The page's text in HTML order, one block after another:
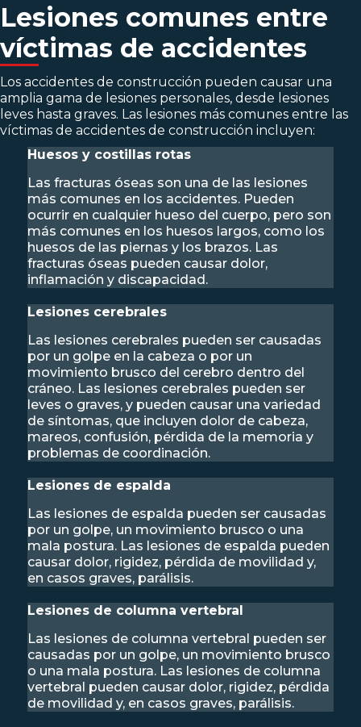
Lesiones comunes entre
víctimas de accidentes
Los accidentes de construcción pueden causar una
amplia gama de lesiones personales, desde lesiones
leves hasta graves. Las lesiones más comunes entre las
víctimas de accidentes de construcción incluyen:
Huesos y costillas rotas
Las fracturas óseas son una de las lesiones
más comunes en los accidentes. Pueden
ocurrir en cualquier hueso del cuerpo, pero son
más comunes en los huesos largos, como los
huesos de las piernas y los brazos. Las
fracturas óseas pueden causar dolor,
inflamación y discapacidad.
Lesiones cerebrales
Las lesiones cerebrales pueden ser causadas
por un golpe en la cabeza o por un
movimiento brusco del cerebro dentro del
cráneo. Las lesiones cerebrales pueden ser
leves o graves, y pueden causar una variedad
de síntomas, que incluyen dolor de cabeza,
mareos, confusión, pérdida de la memoria y
problemas de coordinación.
Lesiones de espalda
Las lesiones de espalda pueden ser causadas
por un golpe, un movimiento brusco o una
mala postura. Las lesiones de espalda pueden
causar dolor, rigidez, pérdida de movilidad y,
en casos graves, parálisis.
Lesiones de columna vertebral
Las lesiones de columna vertebral pueden ser
causadas por un golpe, un movimiento brusco
o una mala postura. Las lesiones de columna
vertebral pueden causar dolor, rigidez, pérdida
de movilidad y, en casos graves, parálisis.